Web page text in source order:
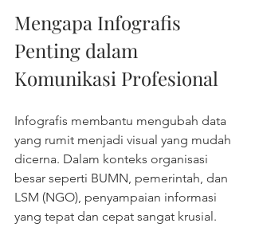
Mengapa Infografis
Penting dalam
Komunikasi Profesional
Infografis membantu mengubah data
yang rumit menjadi visual yang mudah
dicerna. Dalam konteks organisasi
besar seperti BUMN, pemerintah, dan
LSM (NGO), penyampaian informasi
yang tepat dan cepat sangat krusial.